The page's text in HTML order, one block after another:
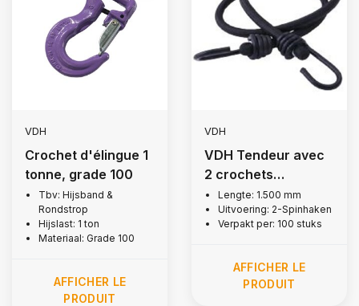
VDH
Crochet d'élingue 1
tonne, grade 100
Tbv: Hijsband &
Rondstrop
Hijslast: 1 ton
Materiaal: Grade 100
AFFICHER LE
PRODUIT
VDH
VDH Tendeur avec
2 crochets
araignées, 1.500
mm
Lengte: 1.500 mm
Uitvoering: 2-Spinhaken
Verpakt per: 100 stuks
AFFICHER LE
PRODUIT